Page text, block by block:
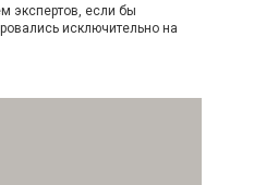
экспертов, если бы
исключительно на